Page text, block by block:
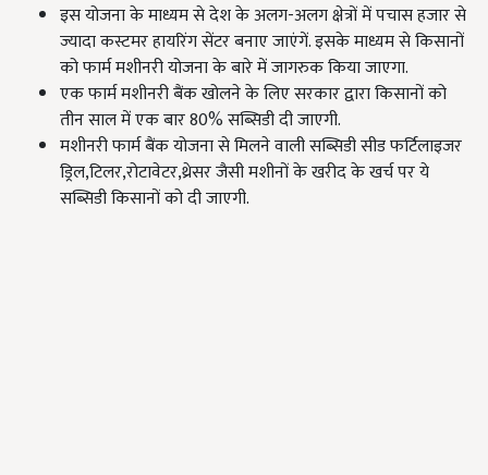
इस योजना के माध्यम से देश के अलग-अलग क्षेत्रों में पचास हजार से
ज्यादा कस्टमर हायरिंग सेंटर बनाए जाएंगें. इसके माध्यम से किसानों
को फार्म मशीनरी योजना के बारे में जागरुक किया जाएगा.
एक फार्म मशीनरी बैंक खोलने के लिए सरकार द्वारा किसानों को
तीन साल में एक बार 80% सब्सिडी दी जाएगी.
मशीनरी फार्म बैंक योजना से मिलने वाली सब्सिडी सीड फर्टिलाइजर
ड्रिल,टिलर,रोटावेटर,थ्रेसर जैसी मशीनों के खरीद के खर्च पर ये
सब्सिडी किसानों को दी जाएगी.